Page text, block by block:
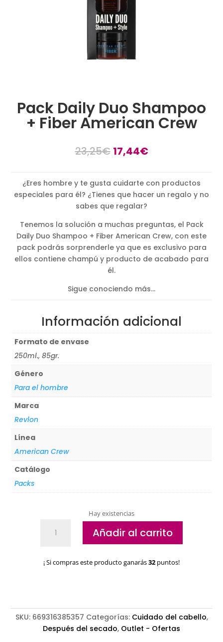
Pack Daily Duo Shampoo
+ Fiber American Crew
23,25€ 17,44€
¿Eres hombre y te gusta cuidarte con productos
especiales para él? ¿Tienes que hacer un regalo y no
sabes que regalar?
Tenemos la solución a muchas preguntas, el Pack
Daily Duo Shampoo + Fiber American Crew, con este
pack podrás sorprenderle ya que es exclusivo para
ellos contiene champú y producto de acabado para
él.
Sigue conociendo más…
Información adicional
Formato de envase
250ml., 85gr.
Género
Para el hombre
Marca
Revlon
Línea
American Crew
Catálogo
Packs
Hay existencias
Daily
Shampoo
cantidad
Añadir al carrito
¡ Si compras este producto ganarás32 puntos!
SKU: 669316385357 Categorías: Cuidado del cabello,
Después del secado, Outlet - Ofertas